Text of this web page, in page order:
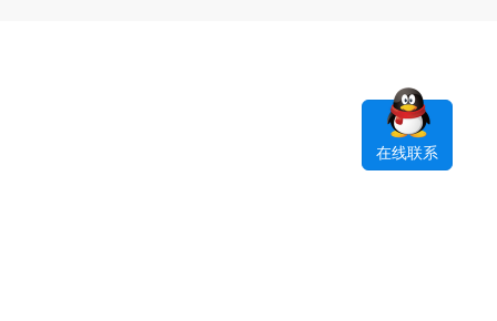
在线联系